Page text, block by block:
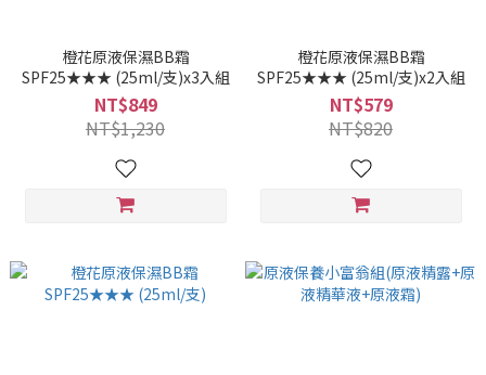
橙花原液保濕BB霜
SPF25★★★ (25ml/支)x3入組
NT$849
NT$1,230
橙花原液保濕BB霜
SPF25★★★ (25ml/支)x2入組
NT$579
NT$820